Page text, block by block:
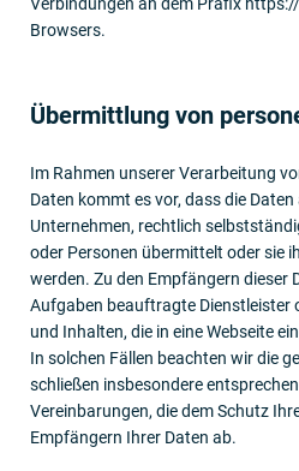
Browsers.
Übermittlung von
Im Rahmen unserer Verarbeitung
Daten kommt es vor, dass die Daten
Unternehmen, rechtlich
oder Personen übermittelt oder sie
werden. Zu den Empfängern dieser
Aufgaben beauftragte Dienstleister
und Inhalten, die in eine Webseite
In solchen Fällen beachten wir die
schließen insbesondere
Vereinbarungen, die dem Schutz
Empfängern Ihrer Daten ab.